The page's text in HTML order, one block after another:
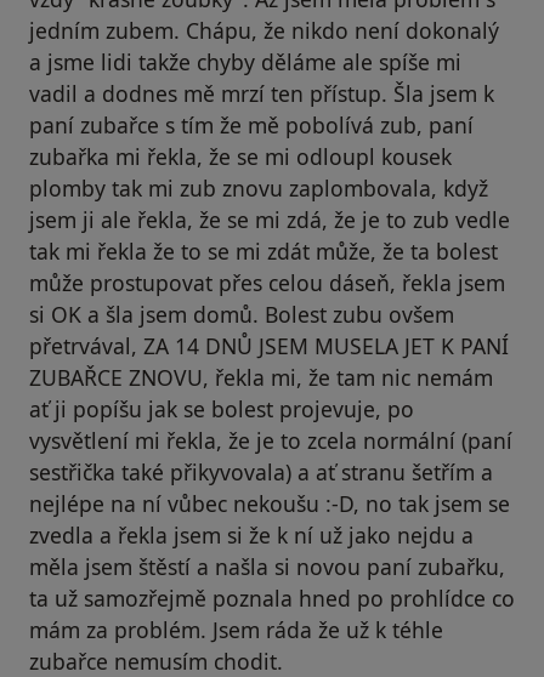
jedním zubem. Chápu, že nikdo není dokonalý
a jsme lidi takže chyby děláme ale spíše mi
vadil a dodnes mě mrzí ten přístup. Šla jsem k
paní zubařce s tím že mě pobolívá zub, paní
zubařka mi řekla, že se mi odloupl kousek
plomby tak mi zub znovu zaplombovala, když
jsem ji ale řekla, že se mi zdá, že je to zub vedle
tak mi řekla že to se mi zdát může, že ta bolest
může prostupovat přes celou dáseň, řekla jsem
si OK a šla jsem domů. Bolest zubu ovšem
přetrvával, ZA 14 DNŮ JSEM MUSELA JET K PANÍ
ZUBAŘCE ZNOVU, řekla mi, že tam nic nemám
ať ji popíšu jak se bolest projevuje, po
vysvětlení mi řekla, že je to zcela normální (paní
sestřička také přikyvovala) a ať stranu šetřím a
nejlépe na ní vůbec nekoušu :-D, no tak jsem se
zvedla a řekla jsem si že k ní už jako nejdu a
měla jsem štěstí a našla si novou paní zubařku,
ta už samozřejmě poznala hned po prohlídce co
mám za problém. Jsem ráda že už k téhle
zubařce nemusím chodit.